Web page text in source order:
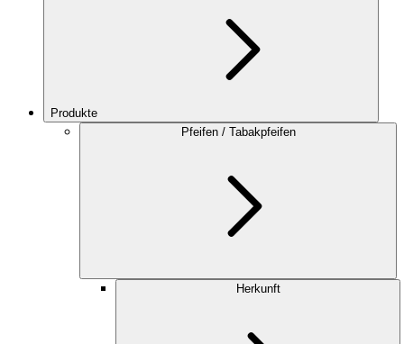
Produkte
Pfeifen / Tabakpfeifen
Herkunft